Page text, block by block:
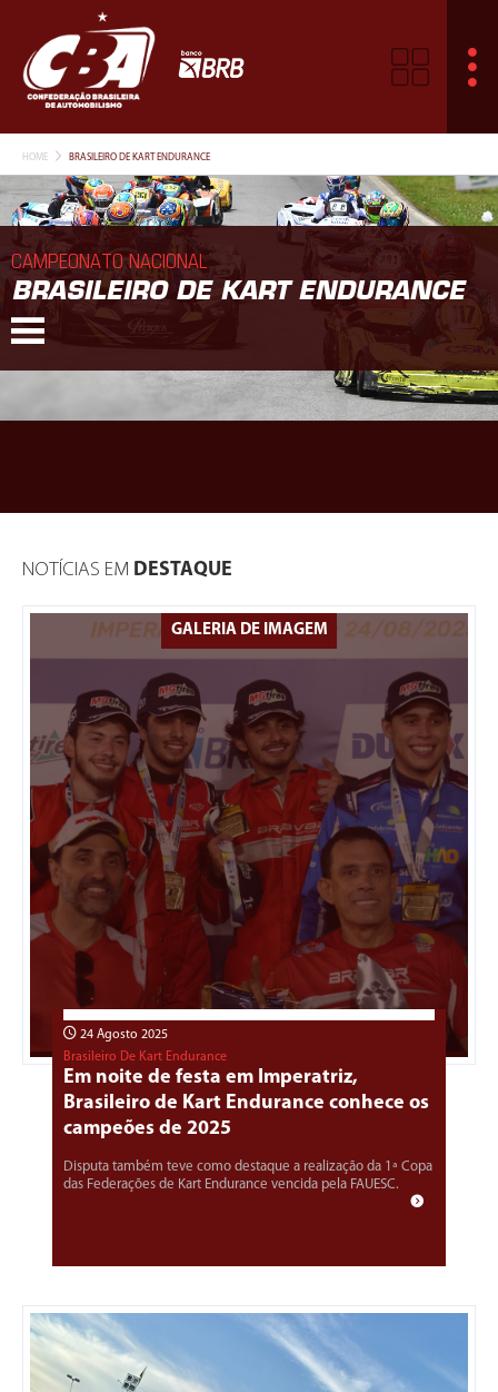
HOME BRASILEIRO DE KART ENDURANCE
CAMPEONATO NACIONAL
BRASILEIRO DE KART ENDURANCE
NOTÍCIAS EM DESTAQUE
GALERIA DE IMAGEM
24 Agosto 2025
Brasileiro De Kart Endurance
Em noite de festa em Imperatriz,
Brasileiro de Kart Endurance conhece os
campeões de 2025
Disputa também teve como destaque a realização da 1ª Copa
das Federações de Kart Endurance vencida pela FAUESC.